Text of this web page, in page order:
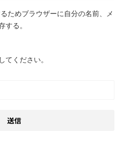
ためブラウザーに自分の名前、メ
する。
てください。